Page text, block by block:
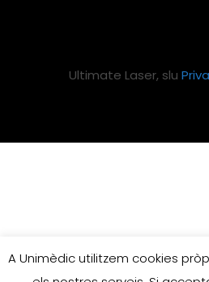
Ultimate Laser, slu
A Unimèdic utilitzem cookies